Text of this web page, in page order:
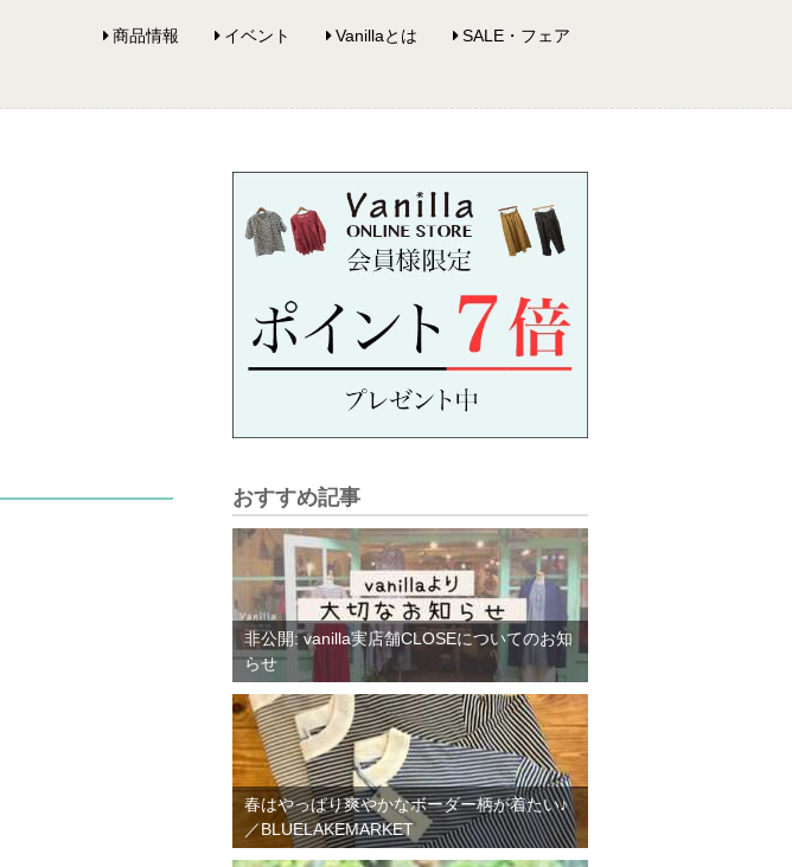
商品情報 イベント Vanillaとは SALE・フェア
おすすめ記事
非公開: vanilla実店舗CLOSEについてのお知
らせ
春はやっぱり爽やかなボーダー柄が着たい♪
／BLUELAKEMARKET